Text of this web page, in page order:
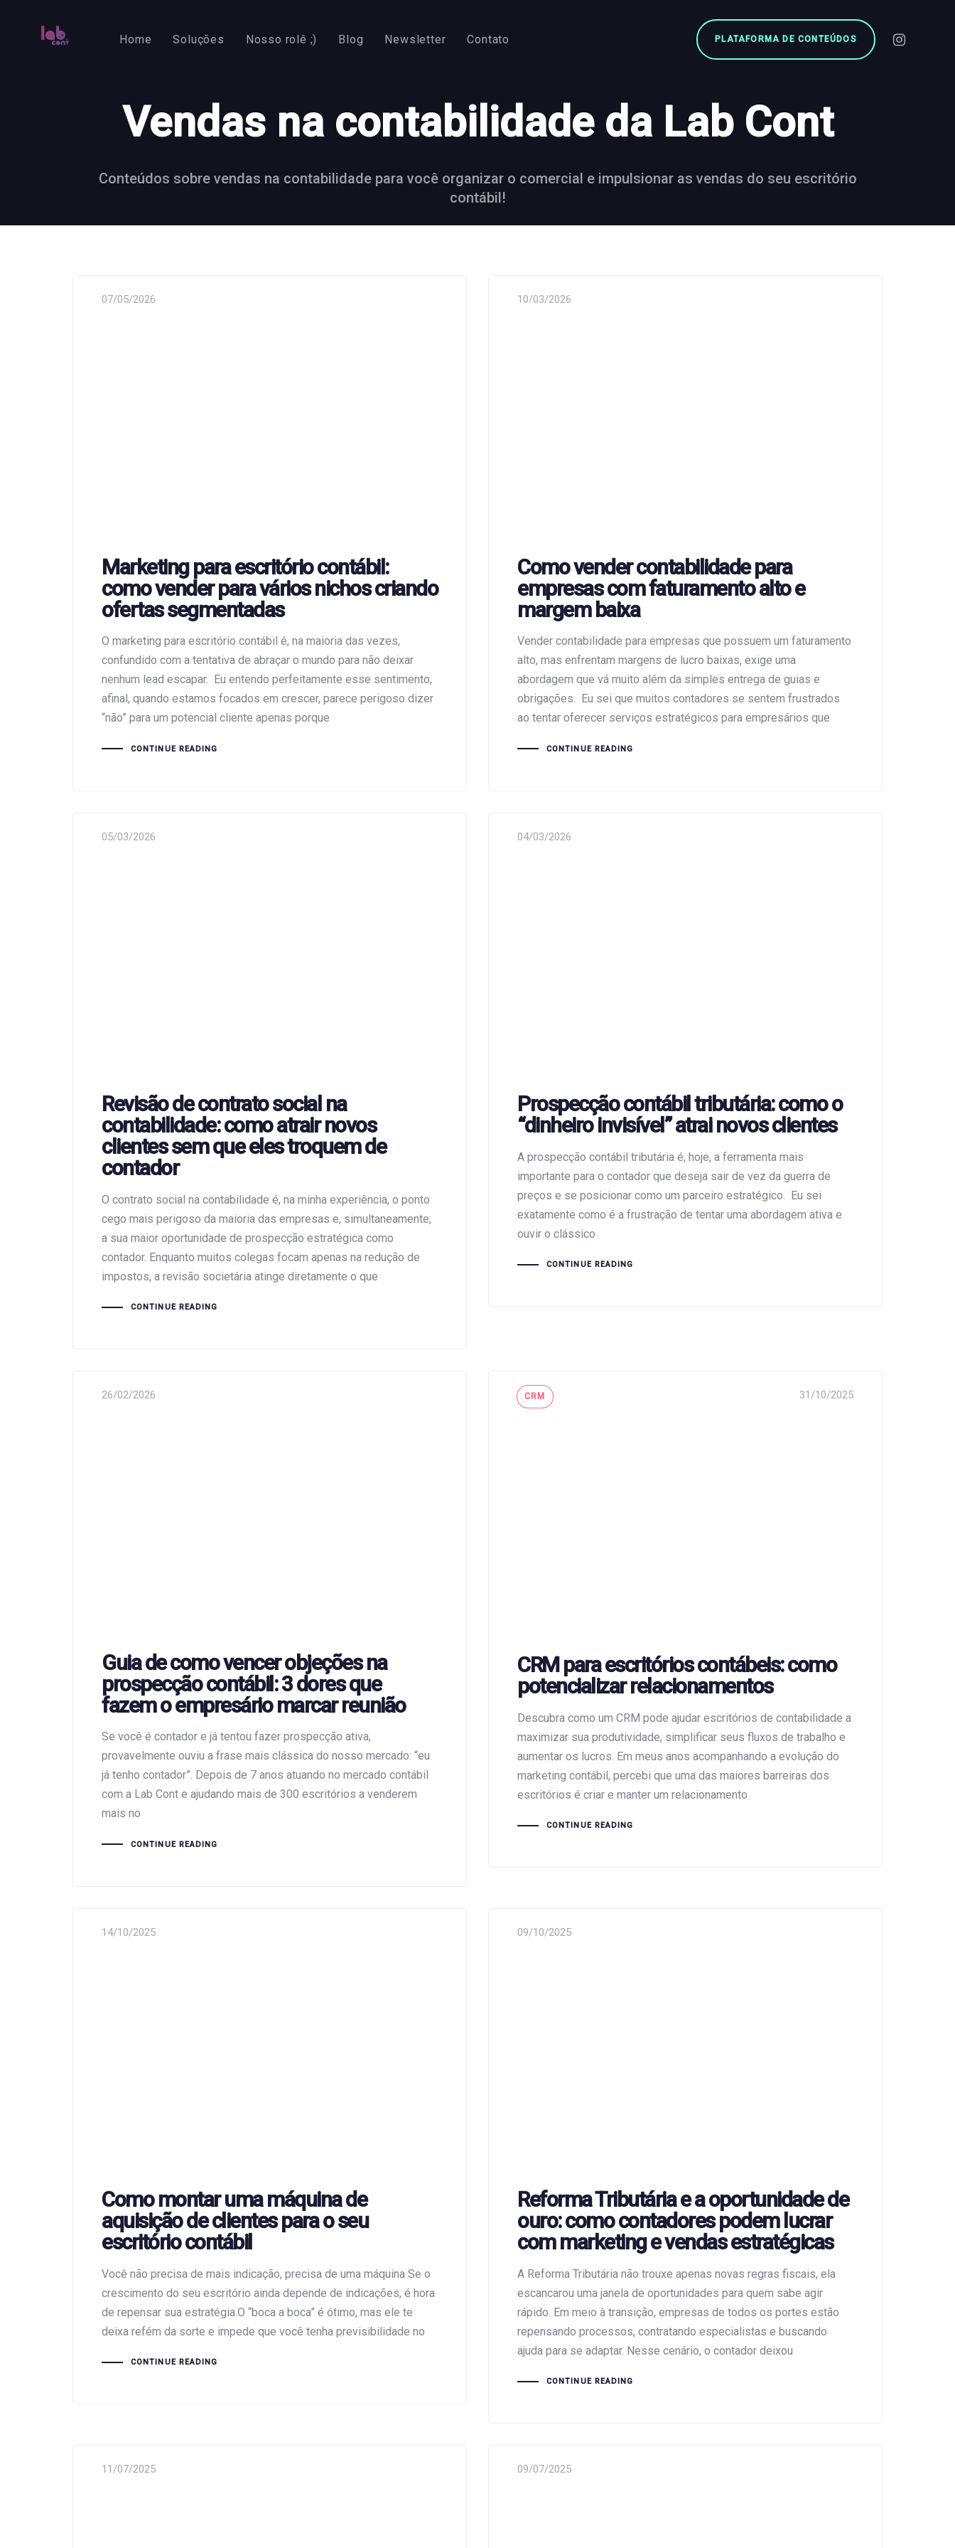
Home Soluções Nosso rolê ;) Blog Newsletter Contato PLATAFORMA DE CONTEÚDOS
Vendas na contabilidade da Lab Cont
Conteúdos sobre vendas na contabilidade para você organizar o comercial e impulsionar as vendas do seu escritório
contábil!
07/05/2026
Marketing para escritório contábil:
como vender para vários nichos criando
ofertas segmentadas
O marketing para escritório contábil é, na maioria das vezes,
confundido com a tentativa de abraçar o mundo para não deixar
nenhum lead escapar. Eu entendo perfeitamente esse sentimento,
afinal, quando estamos focados em crescer, parece perigoso dizer
“não” para um potencial cliente apenas porque
CONTINUE READING
10/03/2026
Como vender contabilidade para
empresas com faturamento alto e
margem baixa
Vender contabilidade para empresas que possuem um faturamento
alto, mas enfrentam margens de lucro baixas, exige uma
abordagem que vá muito além da simples entrega de guias e
obrigações. Eu sei que muitos contadores se sentem frustrados
ao tentar oferecer serviços estratégicos para empresários que
CONTINUE READING
05/03/2026
Revisão de contrato social na
contabilidade: como atrair novos
clientes sem que eles troquem de
contador
O contrato social na contabilidade é, na minha experiência, o ponto
cego mais perigoso da maioria das empresas e, simultaneamente,
a sua maior oportunidade de prospecção estratégica como
contador. Enquanto muitos colegas focam apenas na redução de
impostos, a revisão societária atinge diretamente o que
CONTINUE READING
04/03/2026
Prospecção contábil tributária: como o
“dinheiro invisível” atrai novos clientes
A prospecção contábil tributária é, hoje, a ferramenta mais
importante para o contador que deseja sair de vez da guerra de
preços e se posicionar como um parceiro estratégico. Eu sei
exatamente como é a frustração de tentar uma abordagem ativa e
ouvir o clássico
CONTINUE READING
26/02/2026
Guia de como vencer objeções na
prospecção contábil: 3 dores que
fazem o empresário marcar reunião
Se você é contador e já tentou fazer prospecção ativa,
provavelmente ouviu a frase mais clássica do nosso mercado: “eu
já tenho contador”. Depois de 7 anos atuando no mercado contábil
com a Lab Cont e ajudando mais de 300 escritórios a venderem
mais no
CONTINUE READING
Tags
CRM 31/10/2025
CRM para escritórios contábeis: como
potencializar relacionamentos
Descubra como um CRM pode ajudar escritórios de contabilidade a
maximizar sua produtividade, simplificar seus fluxos de trabalho e
aumentar os lucros. Em meus anos acompanhando a evolução do
marketing contábil, percebi que uma das maiores barreiras dos
escritórios é criar e manter um relacionamento
CONTINUE READING
14/10/2025
Como montar uma máquina de
aquisição de clientes para o seu
escritório contábil
Você não precisa de mais indicação, precisa de uma máquina Se o
crescimento do seu escritório ainda depende de indicações, é hora
de repensar sua estratégia.O “boca a boca” é ótimo, mas ele te
deixa refém da sorte e impede que você tenha previsibilidade no
CONTINUE READING
09/10/2025
Reforma Tributária e a oportunidade de
ouro: como contadores podem lucrar
com marketing e vendas estratégicas
A Reforma Tributária não trouxe apenas novas regras fiscais, ela
escancarou uma janela de oportunidades para quem sabe agir
rápido. Em meio à transição, empresas de todos os portes estão
repensando processos, contratando especialistas e buscando
ajuda para se adaptar. Nesse cenário, o contador deixou
CONTINUE READING
11/07/2025 09/07/2025